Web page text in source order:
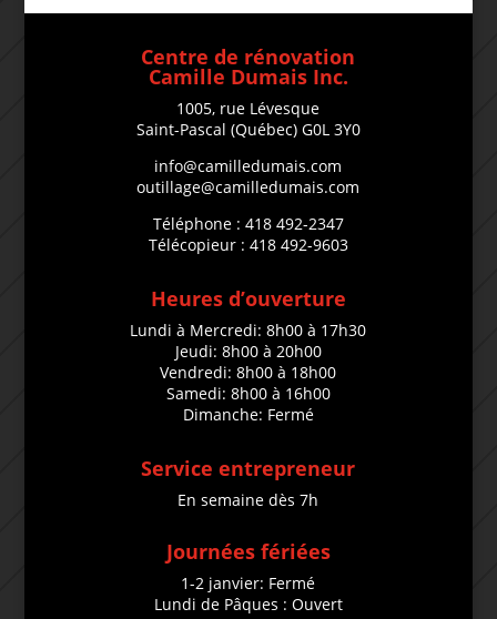
Centre de rénovation
Camille Dumais Inc.
1005, rue Lévesque
Saint-Pascal (Québec) G0L 3Y0
info@camilledumais.com
outillage@camilledumais.com
Téléphone : 418 492-2347
Télécopieur : 418 492-9603
Heures d’ouverture
Lundi à Mercredi: 8h00 à 17h30
Jeudi: 8h00 à 20h00
Vendredi: 8h00 à 18h00
Samedi: 8h00 à 16h00
Dimanche: Fermé
Service entrepreneur
En semaine dès 7h
Journées fériées
1-2 janvier: Fermé
Lundi de Pâques : Ouvert